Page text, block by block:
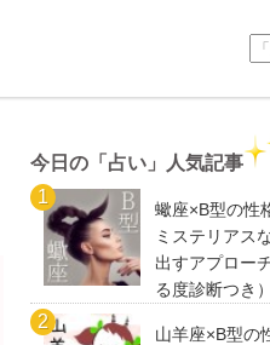
今日の「占い」人気記事
蠍座×B型の性
ミステリアス
出すアプロー
る度診断つき）
山羊座×B型の